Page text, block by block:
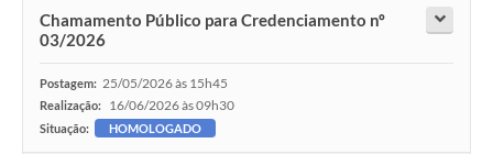
Chamamento Público para Credenciamento nº
03/2026
Postagem: 25/05/2026 às 15h45
Realização: 16/06/2026 às 09h30
Situação: HOMOLOGADO